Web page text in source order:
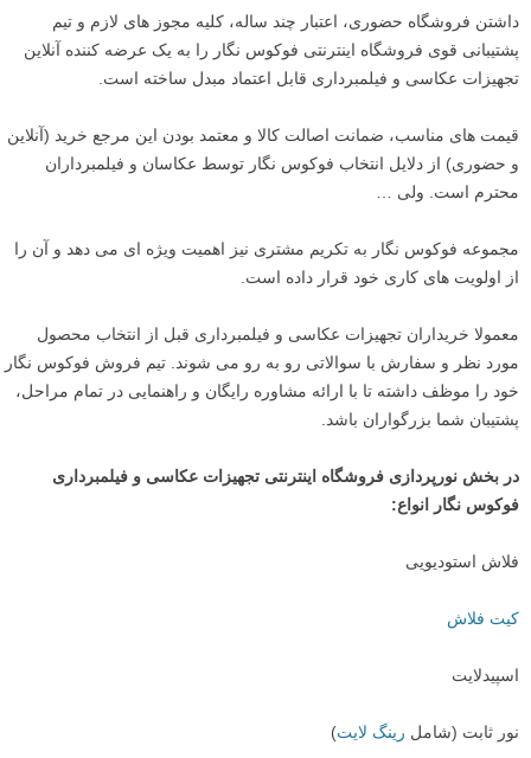
داشتن فروشگاه حضوری، اعتبار چند ساله، کلیه مجوز های لازم و تیم
پشتیبانی قوی فروشگاه اینترنتی فوکوس نگار را به یک عرضه کننده آنلاین
تجهیزات عکاسی و فیلمبرداری قابل اعتماد مبدل ساخته است.
قیمت های مناسب، ضمانت اصالت کالا و معتمد بودن این مرجع خرید (آنلاین
و حضوری) از دلایل انتخاب فوکوس نگار توسط عکاسان و فیلمبرداران
محترم است. ولی …
مجموعه فوکوس نگار به تکریم مشتری نیز اهمیت ویژه ای می دهد و آن را
از اولویت های کاری خود قرار داده است.
معمولا خریداران تجهیزات عکاسی و فیلمبرداری قبل از انتخاب محصول
مورد نظر و سفارش با سوالاتی رو به رو می شوند. تیم فروش فوکوس نگار
خود را موظف داشته تا با ارائه مشاوره رایگان و راهنمایی در تمام مراحل،
پشتیبان شما بزرگواران باشد.
در بخش نورپردازی فروشگاه اینترنتی تجهیزات عکاسی و فیلمبرداری
فوکوس نگار انواع:
فلاش استودیویی
کیت فلاش
اسپیدلایت
نور ثابت (شامل رینگ لایت)